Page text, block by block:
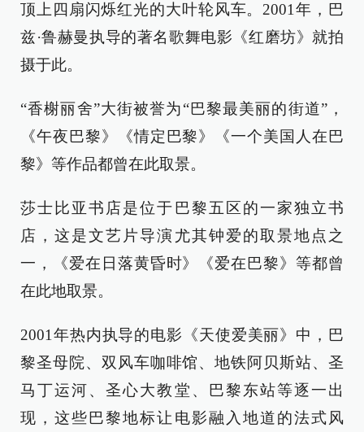
顶上四扇闪烁红光的大叶轮风车。2001年，巴
兹·鲁赫曼执导的著名歌舞电影《红磨坊》就拍
摄于此。
“香榭丽舍”大街被誉为“巴黎最美丽的街道”，
《午夜巴黎》《情定巴黎》《一个美国人在巴
黎》等作品都曾在此取景。
莎士比亚书店是位于巴黎五区的一家独立书
店，这是文艺片导演尤其钟爱的取景地点之
一，《爱在日落黄昏时》《爱在巴黎》等都曾
在此地取景。
2001年热内执导的电影《天使爱美丽》中，巴
黎圣母院、双风车咖啡馆、地铁阿贝斯站、圣
马丁运河、圣心大教堂、巴黎东站等逐一出
现，这些巴黎地标让电影融入地道的法式风